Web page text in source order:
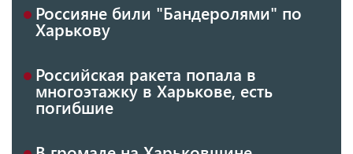
Россияне били "Бандеролями" по
Харькову
Российская ракета попала в
многоэтажку в Харькове, есть
погибшие